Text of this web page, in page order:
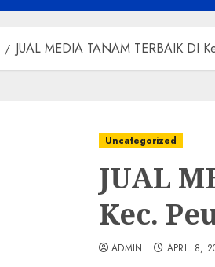
JUAL MEDIA TANAM TERBAIK DI
Uncategorized
JUAL
Kec.
ADMIN APRIL 8,